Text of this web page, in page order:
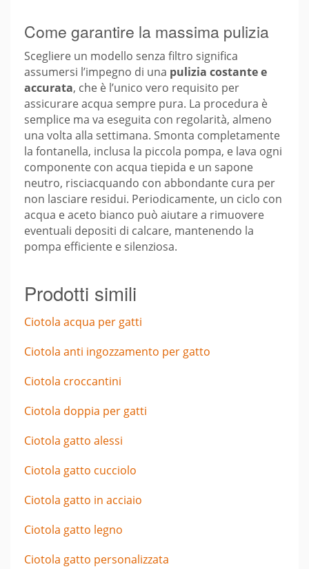
Come garantire la massima pulizia
Scegliere un modello senza filtro significa
assumersi l’impegno di una pulizia costante e
accurata, che è l’unico vero requisito per
assicurare acqua sempre pura. La procedura è
semplice ma va eseguita con regolarità, almeno
una volta alla settimana. Smonta completamente
la fontanella, inclusa la piccola pompa, e lava ogni
componente con acqua tiepida e un sapone
neutro, risciacquando con abbondante cura per
non lasciare residui. Periodicamente, un ciclo con
acqua e aceto bianco può aiutare a rimuovere
eventuali depositi di calcare, mantenendo la
pompa efficiente e silenziosa.
Prodotti simili
Ciotola acqua per gatti
Ciotola anti ingozzamento per gatto
Ciotola croccantini
Ciotola doppia per gatti
Ciotola gatto alessi
Ciotola gatto cucciolo
Ciotola gatto in acciaio
Ciotola gatto legno
Ciotola gatto personalizzata